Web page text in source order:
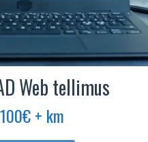
Web tellimus
100€+ km